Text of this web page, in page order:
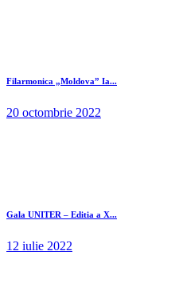
Filarmonica „Moldova” Ia...
20 octombrie 2022
Gala UNITER – Editia a X...
12 iulie 2022